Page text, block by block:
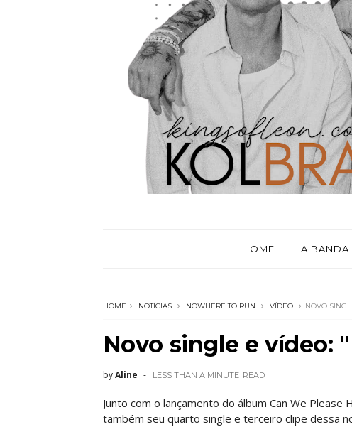
HOME A BANDA
HOME NOTÍCIAS NOWHERE TO RUN VÍDEO NOVO
Novo single e vídeo:
byAline LESS THAN A MINUTE READ
Junto com o lançamento do álbum Can We
também seu quarto single e terceiro clipe dessa